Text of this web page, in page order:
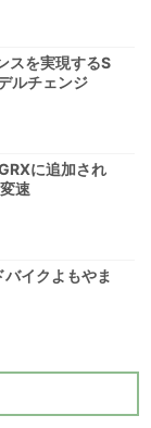
スを実現するS
ルチェンジ
に追加され
速
イクよもやま